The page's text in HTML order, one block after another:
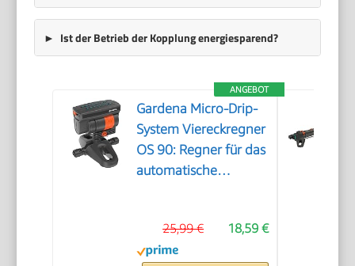
Ist der Betrieb der Kopplung energiesparend?
ANGEBOT
Gardena Micro-Drip-
System Viereckregner
OS 90: Regner für das
automatische
Flächen bis 90 m²
einstellbar, Quick &
18,59 €
25,99 €